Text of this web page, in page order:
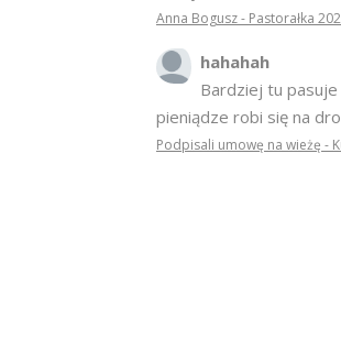
Anna Bogusz - Pastorałka
hahahah
Bardziej tu
pieniądze robi się na
Podpisali umowę na wieżę -